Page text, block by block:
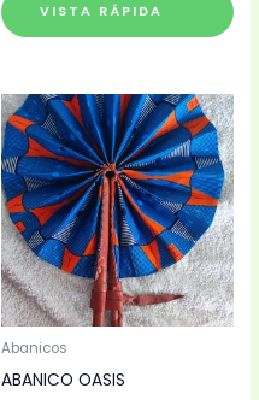
VISTA RÁPIDA
Abanicos
ABANICO OASIS